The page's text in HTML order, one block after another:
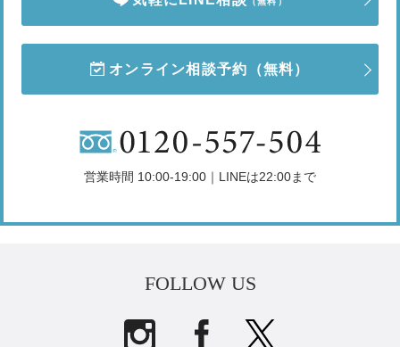
オンライン相談予約 （無料）
営業時間 10:00-19:00｜LINEは22:00まで
FOLLOW US